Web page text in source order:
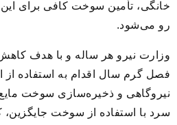
خانگی، تأمین سوخت کافی برای این
رو می‌شود.
وزارت نیرو هر ساله و با هدف
فصل گرم سال اقدام به استفاده از
نیروگاهی و ذخیره‌سازی سوخت
سرد با استفاده از سوخت جایگزین،